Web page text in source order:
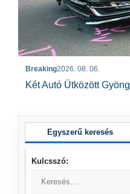
Breaking2026. 08. 06.
Két Autó Ütközött
Egyszerű keresés
Kulcsszó: